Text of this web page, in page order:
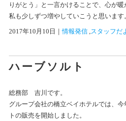
りがとう」と一言かけることで、心が暖
私も少しずつ増やしていこうと思います
2017年10月10日 ｜情報発信 , スタッフだ
ハーブソルト
総務部 吉川です。
グループ会社の橋立ベイホテルでは、
トの販売を開始しました。